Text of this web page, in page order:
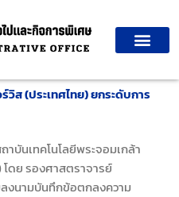
ส (ประเทศไทย) ยกระดับการ
เทคโนโลยีพระจอมเกล้า
ดย รองศาสตราจารย์
งนามบันทึกข้อตกลงความ